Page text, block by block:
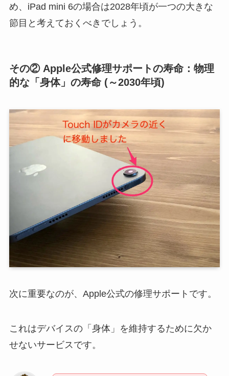
め、iPad mini 6の場合は2028年頃が一つの大きな
節目と考えておくべきでしょう。
その② Apple公式修理サポートの寿命：物理
的な「身体」の寿命 (～2030年頃)
次に重要なのが、Apple公式の修理サポートです。
これはデバイスの「身体」を維持するために欠か
せないサービスです。